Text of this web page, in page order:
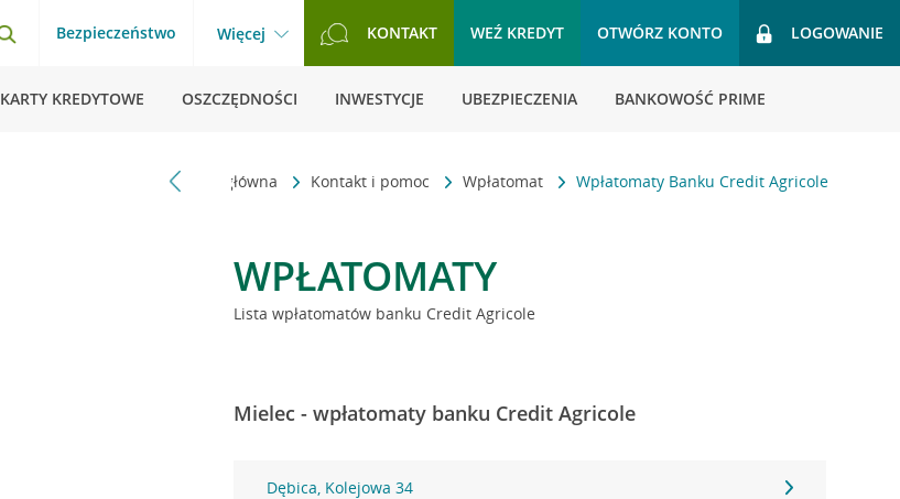
Bezpieczeństwo Więcej KONTAKT WEŹ KREDYT OTWÓRZ KONTO LOGOWANIE
KARTY KREDYTOWE OSZCZĘDNOŚCI INWESTYCJE UBEZPIECZENIA BANKOWOŚĆ PRIME
Strona główna Kontakt i pomoc Wpłatomat Wpłatomaty Banku Credit Agricole
WPŁATOMATY
Lista wpłatomatów banku Credit Agricole
Mielec - wpłatomaty banku Credit Agricole
Dębica, Kolejowa 34